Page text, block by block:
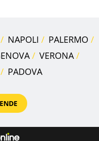
NAPOLI
PALERMO
VERONA
PADOVA